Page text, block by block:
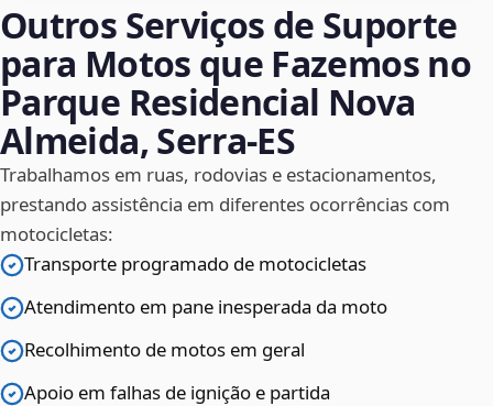
Outros Serviços de Suporte
para Motos que Fazemos no
Parque Residencial Nova
Almeida, Serra‑ES
Trabalhamos em ruas, rodovias e estacionamentos,
prestando assistência em diferentes ocorrências com
motocicletas:
Transporte programado de motocicletas
Atendimento em pane inesperada da moto
Recolhimento de motos em geral
Apoio em falhas de ignição e partida